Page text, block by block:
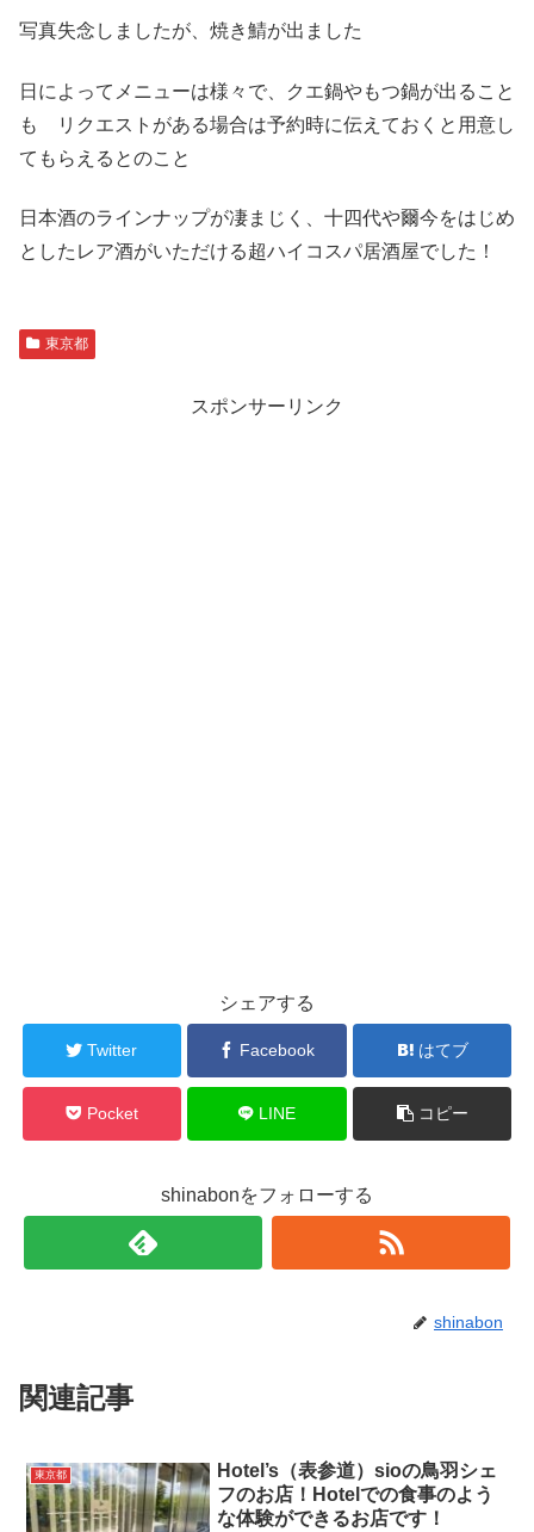
写真失念しましたが、焼き鯖が出ました
日によってメニューは様々で、クエ鍋やもつ鍋が出ること
も リクエストがある場合は予約時に伝えておくと用意し
てもらえるとのこと
日本酒のラインナップが凄まじく、十四代や爾今をはじめ
としたレア酒がいただける超ハイコスパ居酒屋でした！
東京都
スポンサーリンク
シェアする
Twitter Facebook はてブ
Pocket LINE コピー
shinabonをフォローする
shinabon
関連記事
東京都
Hotel’s（表参道）sioの鳥羽シェ
フのお店！Hotelでの食事のよう
な体験ができるお店です！